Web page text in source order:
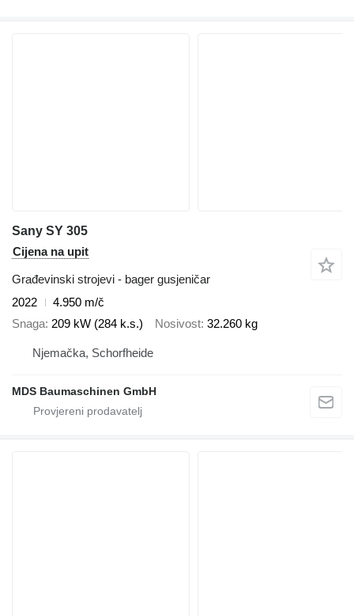
Sany SY 305
Cijena na upit
Građevinski strojevi - bager gusjeničar
2022
4.950 m/č
Snaga 209 kW (284 k.s.) Nosivost 32.260 kg
Njemačka, Schorfheide
MDS Baumaschinen GmbH